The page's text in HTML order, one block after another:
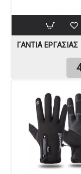
ΓΆΝΤΙΑ ΕΡΓΑΣΊΑΣ